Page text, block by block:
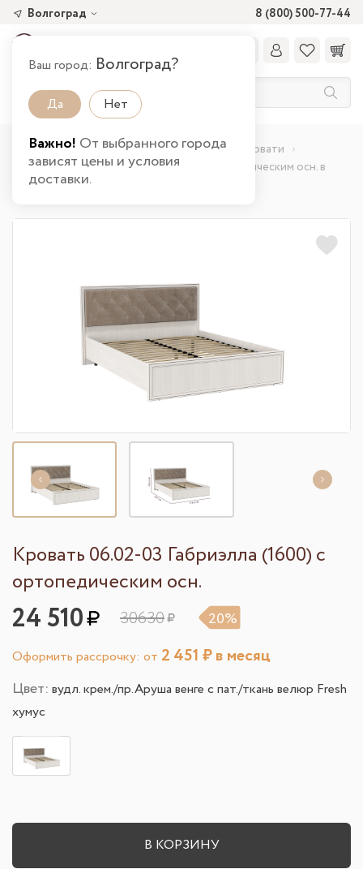
8 (800) 500-77-44
Волгоград
Ваш город: Волгоград?
Да Нет
Важно! От выбранного города
зависят цены и условия
доставки.
Главная Каталог товаров Спальня
Кровати
Кровать 06.02-03 Габриэлла (1600) с ортопедическим осн. в
Волгограде
Кровать 06.02-03 Габриэлла (1600) с
ортопедическим осн.
24 510 30630 20%
Оформить рассрочку: от 2 451 ₽ в месяц
Цвет: вудл. крем./пр.Аруша венге с пат./ткань велюр Fresh
хумус
В КОРЗИНУ